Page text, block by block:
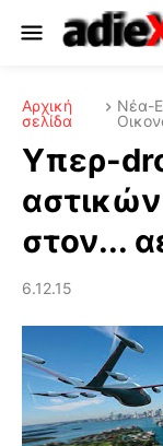
Αρχική
σελίδα
Νέα-
Υπερ-
στον...
6.12.15